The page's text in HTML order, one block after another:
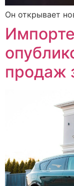
Он открывает
продаж